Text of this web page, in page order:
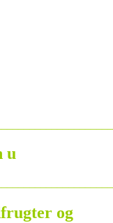
u
og